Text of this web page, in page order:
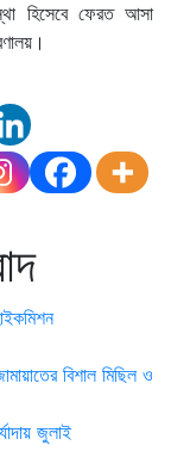
হিসেবে ফেরত আসা
বিশাল মিছিল ও
জুলাই